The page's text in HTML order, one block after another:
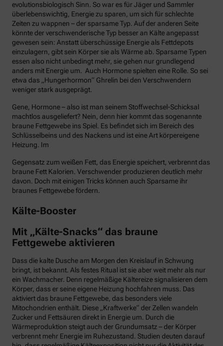
evolutionsbiologisch Sinn. So war es für Jäger und Sammler
überlebenswichtig, Energie zu sparen, um sich für schlechte
Zeiten zu wappnen – der sparsame Typ. Auf der anderen Seite
könnte der verschwenderische Typ besser an Kälte angepasst
gewesen sein: Anstatt überschüssige Energie als Fettdepots
einzulagern, gibt sein Körper sie als Wärme ab. Sparsame Typen
essen also nicht unbedingt mehr, sie gehen nur grundlegend
anders mit Energie um. Auch Hormone spielten eine Rolle. So sei
etwa das „Hungerhormon“ Ghrelin bei den Verschwendern
weniger stark ausgeprägt.
Gene, Hormone – also ist man seinem Stoffwechsel-Schicksal
machtlos ausgeliefert? Nein, denn hier kommt das sogenannte
braune Fettgewebe ins Spiel. Es befindet sich im Bereich des
Schlüsselbeins und des Nackens und ist eine Art körpereigene
Heizung. Im
Gegensatz zum weißen Fett, das Energie speichert, verbrennt das
braune Fett Kalorien. Verschwender produzieren deutlich mehr
davon. Doch mit einigen Tricks können auch Sparsame ihr
braunes Fettgewebe fördern.
Kälte-Booster
Mit „Kälte-Snacks“ das braune
Fettgewebe aktivieren
Dass die kalte Dusche am Morgen den Kreislauf in Schwung
bringt, ist bekannt. Als festes Ritual ist sie aber weit mehr als nur
ein Wachmacher. Denn regelmäßige Kältereize signalisieren dem
Körper, dass er seine eigene Heizung hochfahren muss. Das
aktiviert das braune Fettgewebe, das besonders viele
Mitochondrien enthält. Diese „Kraftwerke“ der Zellen wandeln
Zucker und Fettsäuren direkt in Energie um. Durch die
Wärmeproduktion steigt auch der Grundumsatz – der Körper
verbrennt mehr Energie im Ruhezustand. Studien deuten darauf